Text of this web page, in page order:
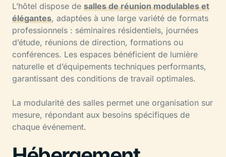
L’hôtel dispose de salles de réunion modulables et
élégantes, adaptées à une large variété de formats
professionnels : séminaires résidentiels, journées
d’étude, réunions de direction, formations ou
conférences. Les espaces bénéficient de lumière
naturelle et d’équipements techniques performants,
garantissant des conditions de travail optimales.
La modularité des salles permet une organisation sur
mesure, répondant aux besoins spécifiques de
chaque événement.